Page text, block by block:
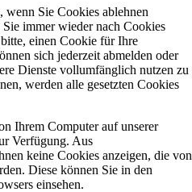
wenn Sie Cookies ablehnen
immer wieder nach Cookies
einen Cookie für Ihre
sich jederzeit abmelden oder
Dienste vollumfänglich nutzen zu
werden alle gesetzten Cookies
Ihrem Computer auf unserer
Verfügung. Aus
keine Cookies anzeigen, die von
Diese können Sie in den
einsehen.